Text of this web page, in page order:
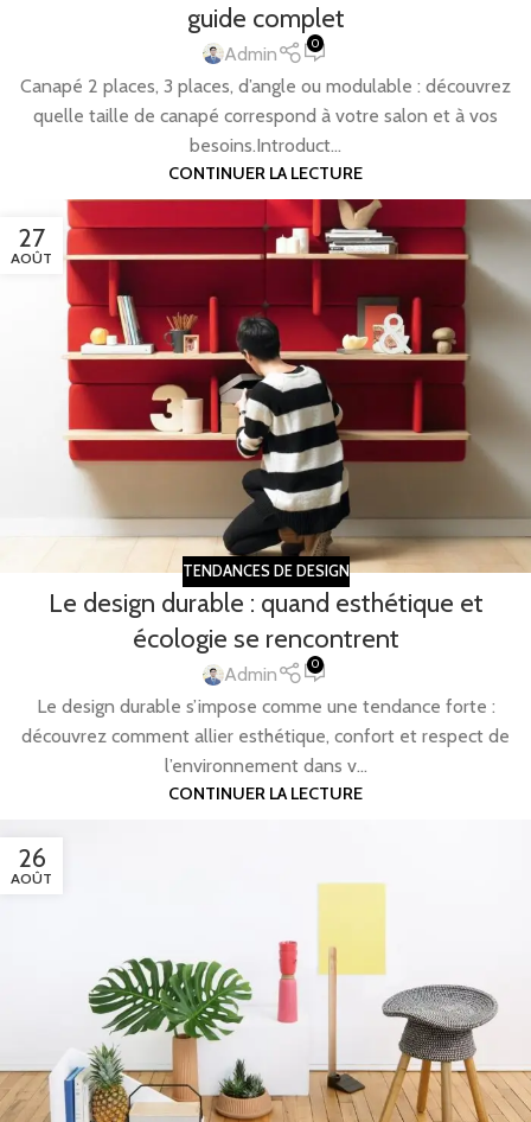
guide complet
Admin 0
Canapé 2 places, 3 places, d’angle ou modulable : découvrez
quelle taille de canapé correspond à votre salon et à vos
besoins.Introduct...
CONTINUER LA LECTURE
27
AOÛT
TENDANCES DE DESIGN
Le design durable : quand esthétique et
écologie se rencontrent
Admin 0
Le design durable s’impose comme une tendance forte :
découvrez comment allier esthétique, confort et respect de
l’environnement dans v...
CONTINUER LA LECTURE
26
AOÛT